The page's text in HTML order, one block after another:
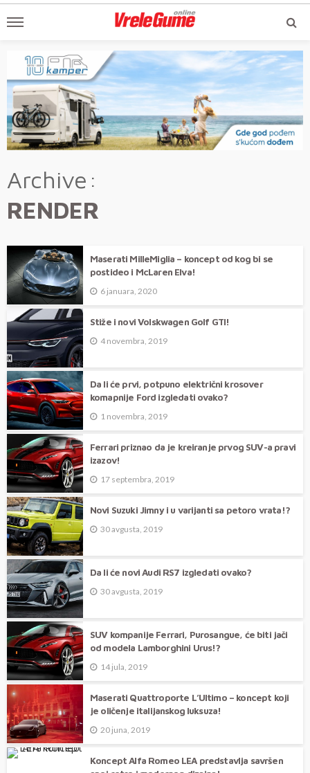
Archive
RENDER
Maserati MilleMiglia – koncept od kog bi se
postideo i McLaren Elva!
6 januara, 2020
Stiže i novi Volskwagen Golf GTI!
4 novembra, 2019
Da li će prvi, potpuno električni krosover
komapnije Ford izgledati ovako?
1 novembra, 2019
Ferrari priznao da je kreiranje prvog SUV-a pravi
izazov!
17 septembra, 2019
Novi Suzuki Jimny i u varijanti sa petoro vrata!?
30 avgusta, 2019
Da li će novi Audi RS7 izgledati ovako?
30 avgusta, 2019
SUV kompanije Ferrari, Purosangue, će biti jači
od modela Lamborghini Urus!?
14 jula, 2019
Maserati Quattroporte L’Ultimo – koncept koji
je oličenje italijanskog luksuza!
20 juna, 2019
Koncept Alfa Romeo LEA predstavlja savršen